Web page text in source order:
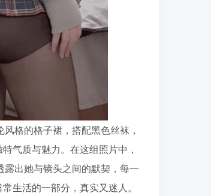
格的格子裙，搭配黑色丝袜，
气质与魅力。在这组照片中，
出她与镜头之间的默契，每一
生活的一部分，真实又迷人。